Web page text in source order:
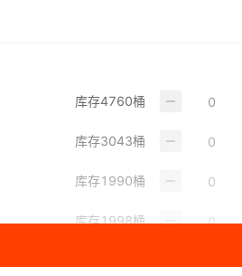
库存4760桶
库存3043桶
库存1990桶
库存1998桶